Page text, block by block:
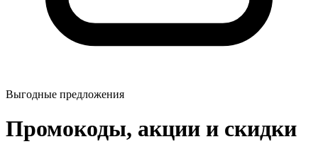
Выгодные предложения
Промокоды, акции и скидки